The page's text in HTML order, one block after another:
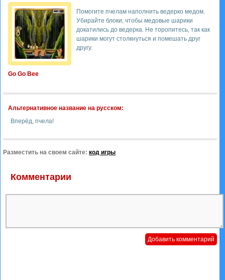
Go Go Bee
Помогите пчелам наполнить ведерко медом.
Убирайте блоки, чтобы медовые шарики
докатились до ведерка. Не торопитесь, так как
шарики могут столкнуться и помешать друг
другу.
Альтернативное название на русском:
Вперёд, пчела!
Разместить на своем сайте: код игры
Комментарии